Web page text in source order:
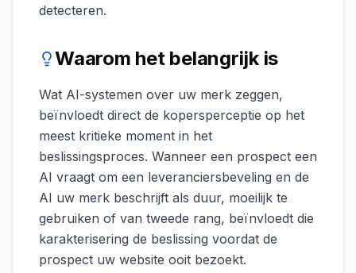
detecteren.
Waarom het belangrijk is
Wat AI-systemen over uw merk zeggen,
beïnvloedt direct de kopersperceptie op het
meest kritieke moment in het
beslissingsproces. Wanneer een prospect een
AI vraagt om een leveranciersbeveling en de
AI uw merk beschrijft als duur, moeilijk te
gebruiken of van tweede rang, beïnvloedt die
karakterisering de beslissing voordat de
prospect uw website ooit bezoekt.